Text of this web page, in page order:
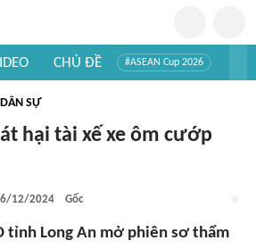
CHỦ ĐỀ #ASEAN Cup 2026
SỰ
hại tài xế xe ôm cướp
12/2024 Gốc
tỉnh Long An mở phiên sơ thẩm